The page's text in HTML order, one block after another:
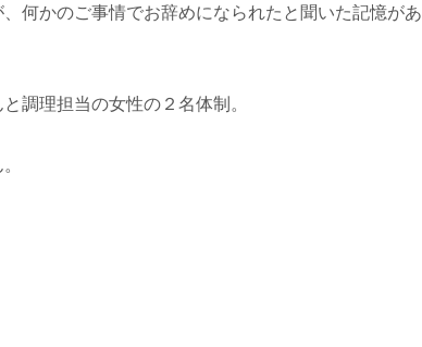
何かのご事情でお辞めになられたと聞いた記憶があ
調理担当の女性の２名体制。